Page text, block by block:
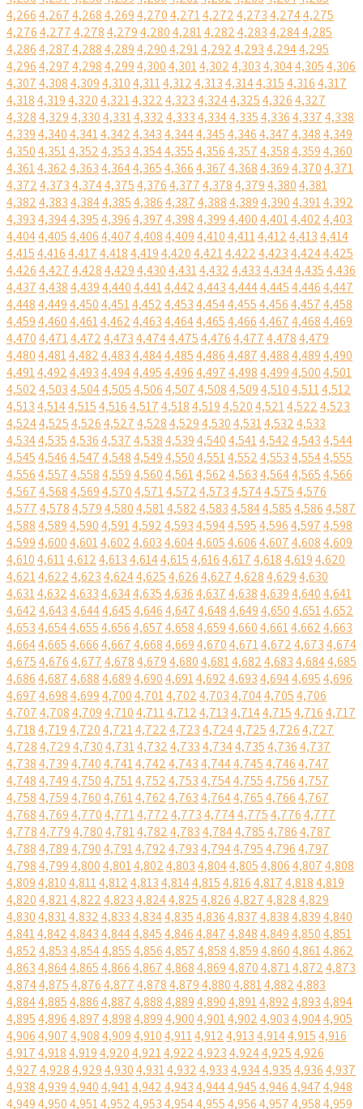
4,2664,2674,2684,2694,2704,2714,2724,2734,2744,275
4,2764,2774,2784,2794,2804,2814,2824,2834,2844,285
4,2864,2874,2884,2894,2904,2914,2924,2934,2944,295
4,2964,2974,2984,2994,3004,3014,3024,3034,3044,3054,306
4,3074,3084,3094,3104,3114,3124,3134,3144,3154,3164,317
4,3184,3194,3204,3214,3224,3234,3244,3254,3264,327
4,3284,3294,3304,3314,3324,3334,3344,3354,3364,3374,338
4,3394,3404,3414,3424,3434,3444,3454,3464,3474,3484,349
4,3504,3514,3524,3534,3544,3554,3564,3574,3584,3594,360
4,3614,3624,3634,3644,3654,3664,3674,3684,3694,3704,371
4,3724,3734,3744,3754,3764,3774,3784,3794,3804,381
4,3824,3834,3844,3854,3864,3874,3884,3894,3904,3914,392
4,3934,3944,3954,3964,3974,3984,3994,4004,4014,4024,403
4,4044,4054,4064,4074,4084,4094,4104,4114,4124,4134,414
4,4154,4164,4174,4184,4194,4204,4214,4224,4234,4244,425
4,4264,4274,4284,4294,4304,4314,4324,4334,4344,4354,436
4,4374,4384,4394,4404,4414,4424,4434,4444,4454,4464,447
4,4484,4494,4504,4514,4524,4534,4544,4554,4564,4574,458
4,4594,4604,4614,4624,4634,4644,4654,4664,4674,4684,469
4,4704,4714,4724,4734,4744,4754,4764,4774,4784,479
4,4804,4814,4824,4834,4844,4854,4864,4874,4884,4894,490
4,4914,4924,4934,4944,4954,4964,4974,4984,4994,5004,501
4,5024,5034,5044,5054,5064,5074,5084,5094,5104,5114,512
4,5134,5144,5154,5164,5174,5184,5194,5204,5214,5224,523
4,5244,5254,5264,5274,5284,5294,5304,5314,5324,533
4,5344,5354,5364,5374,5384,5394,5404,5414,5424,5434,544
4,5454,5464,5474,5484,5494,5504,5514,5524,5534,5544,555
4,5564,5574,5584,5594,5604,5614,5624,5634,5644,5654,566
4,5674,5684,5694,5704,5714,5724,5734,5744,5754,576
4,5774,5784,5794,5804,5814,5824,5834,5844,5854,5864,587
4,5884,5894,5904,5914,5924,5934,5944,5954,5964,5974,598
4,5994,6004,6014,6024,6034,6044,6054,6064,6074,6084,609
4,6104,6114,6124,6134,6144,6154,6164,6174,6184,6194,620
4,6214,6224,6234,6244,6254,6264,6274,6284,6294,630
4,6314,6324,6334,6344,6354,6364,6374,6384,6394,6404,641
4,6424,6434,6444,6454,6464,6474,6484,6494,6504,6514,652
4,6534,6544,6554,6564,6574,6584,6594,6604,6614,6624,663
4,6644,6654,6664,6674,6684,6694,6704,6714,6724,6734,674
4,6754,6764,6774,6784,6794,6804,6814,6824,6834,6844,685
4,6864,6874,6884,6894,6904,6914,6924,6934,6944,6954,696
4,6974,6984,6994,7004,7014,7024,7034,7044,7054,706
4,7074,7084,7094,7104,7114,7124,7134,7144,7154,7164,717
4,7184,7194,7204,7214,7224,7234,7244,7254,7264,727
4,7284,7294,7304,7314,7324,7334,7344,7354,7364,737
4,7384,7394,7404,7414,7424,7434,7444,7454,7464,747
4,7484,7494,7504,7514,7524,7534,7544,7554,7564,757
4,7584,7594,7604,7614,7624,7634,7644,7654,7664,767
4,7684,7694,7704,7714,7724,7734,7744,7754,7764,777
4,7784,7794,7804,7814,7824,7834,7844,7854,7864,787
4,7884,7894,7904,7914,7924,7934,7944,7954,7964,797
4,7984,7994,8004,8014,8024,8034,8044,8054,8064,8074,808
4,8094,8104,8114,8124,8134,8144,8154,8164,8174,8184,819
4,8204,8214,8224,8234,8244,8254,8264,8274,8284,829
4,8304,8314,8324,8334,8344,8354,8364,8374,8384,8394,840
4,8414,8424,8434,8444,8454,8464,8474,8484,8494,8504,851
4,8524,8534,8544,8554,8564,8574,8584,8594,8604,8614,862
4,8634,8644,8654,8664,8674,8684,8694,8704,8714,8724,873
4,8744,8754,8764,8774,8784,8794,8804,8814,8824,883
4,8844,8854,8864,8874,8884,8894,8904,8914,8924,8934,894
4,8954,8964,8974,8984,8994,9004,9014,9024,9034,9044,905
4,9064,9074,9084,9094,9104,9114,9124,9134,9144,9154,916
4,9174,9184,9194,9204,9214,9224,9234,9244,9254,926
4,9274,9284,9294,9304,9314,9324,9334,9344,9354,9364,937
4,9384,9394,9404,9414,9424,9434,9444,9454,9464,9474,948
4,9494,9504,9514,9524,9534,9544,9554,9564,9574,9584,959